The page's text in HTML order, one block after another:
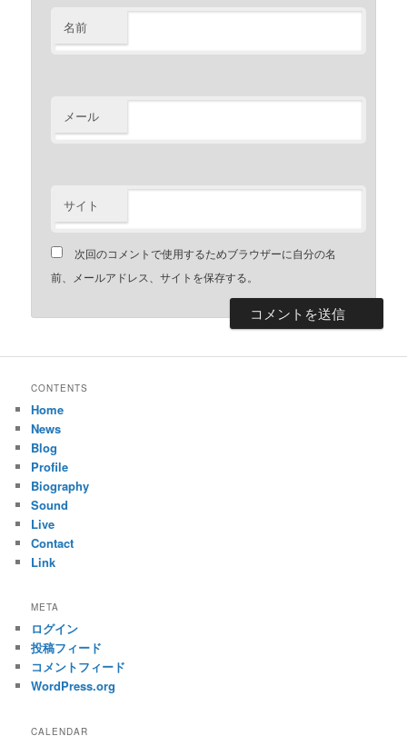
名前
メール
サイト
次回のコメントで使用するためブラウザーに自分の名
前、メールアドレス、サイトを保存する。
CONTENTS
Home
News
Blog
Profile
Biography
Sound
Live
Contact
Link
META
ログイン
投稿フィード
コメントフィード
WordPress.org
CALENDAR